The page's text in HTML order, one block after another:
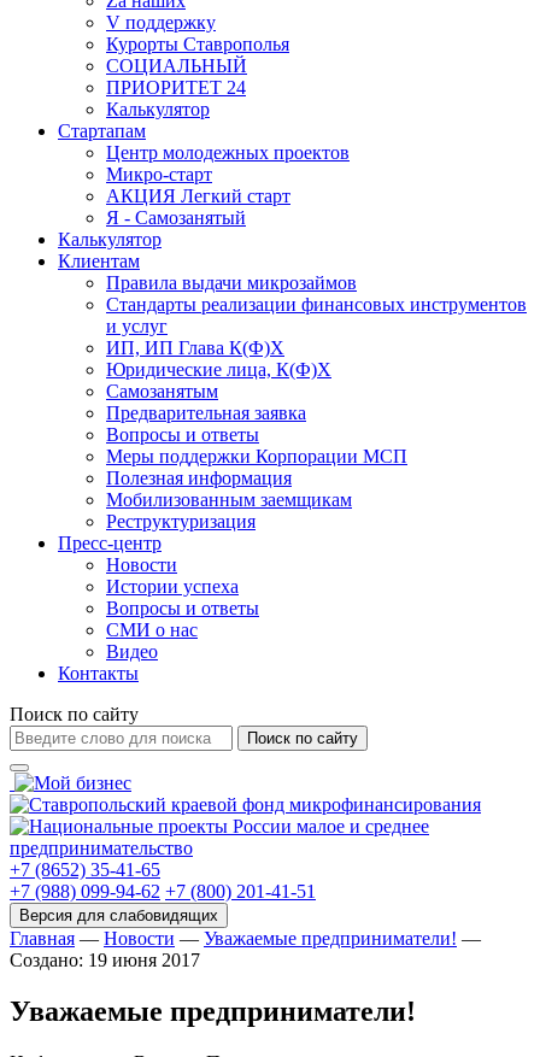
V поддержку
Курорты Ставрополья
СОЦИАЛЬНЫЙ
ПРИОРИТЕТ 24
Калькулятор
Стартапам
Центр молодежных проектов
Микро-старт
АКЦИЯ Легкий старт
Я - Самозанятый
Калькулятор
Клиентам
Правила выдачи микрозаймов
Стандарты реализации финансовых инструментов
и услуг
ИП, ИП Глава К(Ф)Х
Юридические лица, К(Ф)Х
Самозанятым
Предварительная заявка
Вопросы и ответы
Меры поддержки Корпорации МСП
Полезная информация
Мобилизованным заемщикам
Реструктуризация
Пресс-центр
Новости
Истории успеха
Вопросы и ответы
СМИ о нас
Видео
Контакты
Поиск по сайту
Поиск по сайту
+7 (8652) 35-41-65
+7 (988) 099-94-62 +7 (800) 201-41-51
Главная — Новости — Уважаемые предприниматели! —
Создано: 19 июня 2017
Уважаемые предприниматели!